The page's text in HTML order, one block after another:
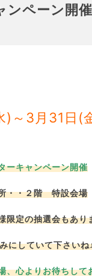
ンペーン開
)～3月31日(
ーキャンペーン開催
・・２階 特設会場
限定の抽選会もあり
にしていて下さいね
、心よりお待ちして